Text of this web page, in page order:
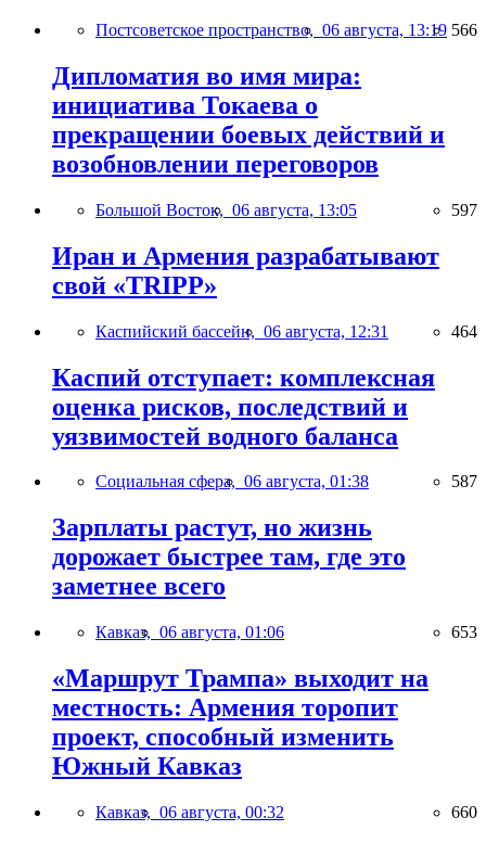
Постсоветское пространство, 06 августа, 13:19 566
Дипломатия во имя мира:
инициатива Токаева о
прекращении боевых действий и
возобновлении переговоров
Большой Восток, 06 августа, 13:05 597
Иран и Армения разрабатывают
свой «TRIPP»
Каспийский бассейн, 06 августа, 12:31 464
Каспий отступает: комплексная
оценка рисков, последствий и
уязвимостей водного баланса
Социальная сфера, 06 августа, 01:38 587
Зарплаты растут, но жизнь
дорожает быстрее там, где это
заметнее всего
Кавказ, 06 августа, 01:06 653
«Маршрут Трампа» выходит на
местность: Армения торопит
проект, способный изменить
Южный Кавказ
Кавказ, 06 августа, 00:32 660